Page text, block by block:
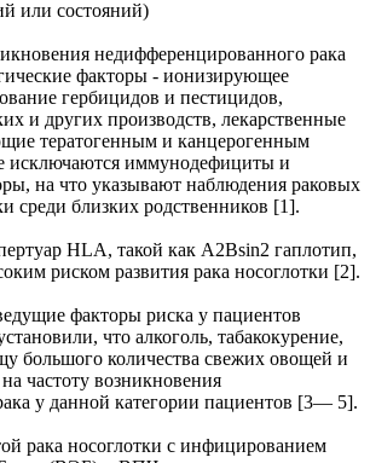
или состояний)
недифференцированного рака
факторы - ионизирующее
гербицидов и пестицидов,
и других производств, лекарственные
тератогенным и канцерогенным
исключаются иммунодефициты и
на что указывают наблюдения раковых
среди близких родственников [1].
HLA, такой как A2Bsin2 гаплотип,
риском развития рака носоглотки [2].
факторы риска у пациентов
что алкоголь, табакокурение,
большого количества свежих овощей и
частоту возникновения
у данной категории пациентов [3— 5].
рака носоглотки с инфицированием